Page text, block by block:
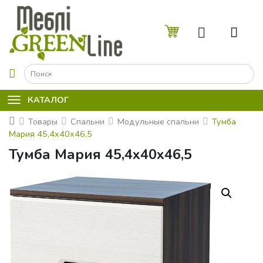
☰
КАТАЛОГ
Товары
Спальни Модульные спальни
Тумба
Мария 45,4x40x46,5
Тумба Мария 45,4x40x46,5